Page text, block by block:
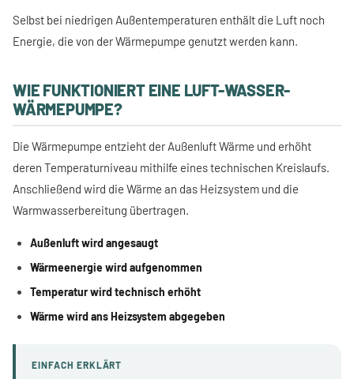
Selbst bei niedrigen Außentemperaturen enthält die Luft noch
Energie, die von der Wärmepumpe genutzt werden kann.
WIE FUNKTIONIERT EINE LUFT-WASSER-
WÄRMEPUMPE?
Die Wärmepumpe entzieht der Außenluft Wärme und erhöht
deren Temperaturniveau mithilfe eines technischen Kreislaufs.
Anschließend wird die Wärme an das Heizsystem und die
Warmwasserbereitung übertragen.
Außenluft wird angesaugt
Wärmeenergie wird aufgenommen
Temperatur wird technisch erhöht
Wärme wird ans Heizsystem abgegeben
EINFACH ERKLÄRT